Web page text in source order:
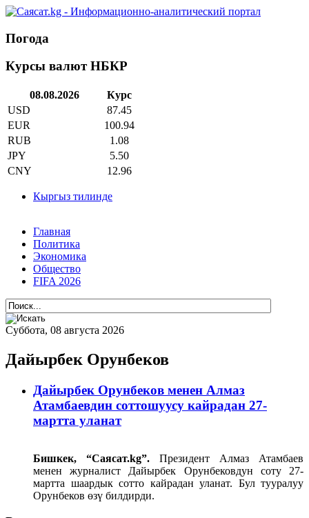
Погода
Курсы валют НБКР
08.08.2026
Курс
USD
87.45
EUR
100.94
RUB
1.08
JPY
5.50
CNY
12.96
Кыргыз тилинде
Главная
Политика
Экономика
Общество
FIFA 2026
Суббота, 08 августа 2026
Дайырбек Орунбеков
Дайырбек Орунбеков менен Алмаз
Атамбаевдин соттошуусу кайрадан 27-
мартта уланат
Бишкек, “Саясат.kg”. Президент Алмаз Атамбаев
менен журналист Дайырбек Орунбековдун соту 27-
мартта шаардык сотто кайрадан уланат. Бул тууралуу
Орунбеков өзү билдирди.